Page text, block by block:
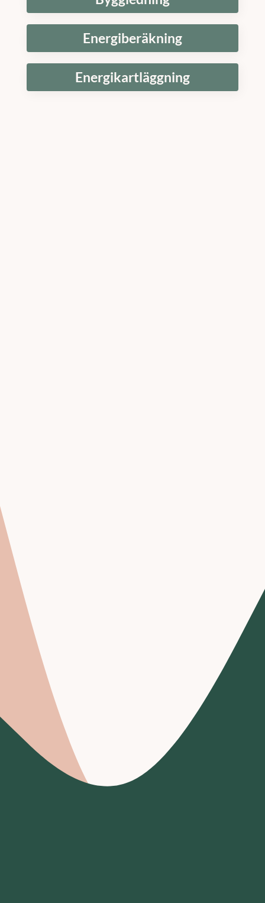
Energiberäkning
Energikartläggning